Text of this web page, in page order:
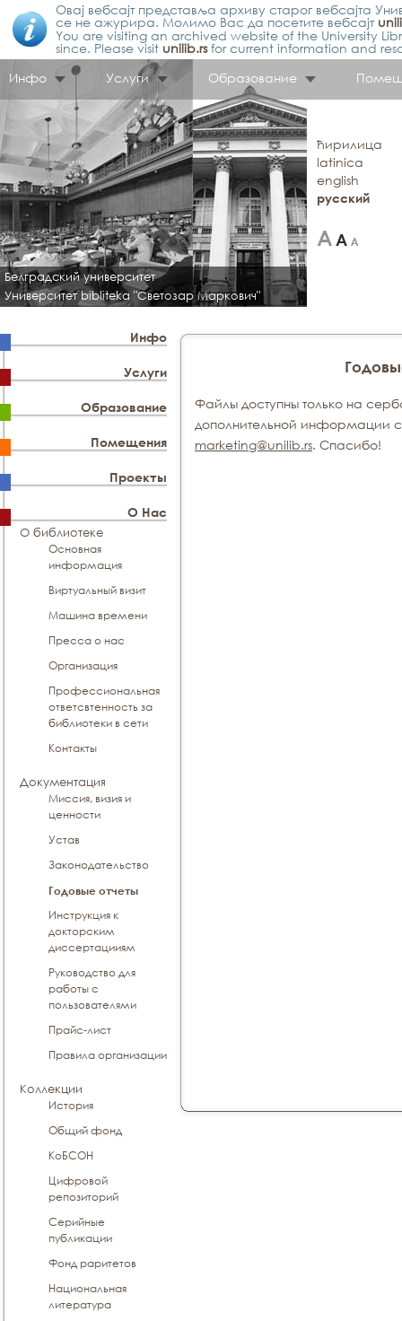
Овај вебсајт представља архиву старог вебсајта
се не ажурира. Молимо Вас да посетите вебсајт
You are visiting an archived website of the University
since. Please visit unilib.rsfor current information and
Инфо
Услуги Образование
Белградский университет
Университет bibliteka "Светозар Маркович"
ћирилица
latinica
english
русский
Инфо
Услуги
Образование
Помещения
Проекты
О Нас
О библиотеке
Основная
информация
Виртуальный визит
Машина времени
Пресса о нас
Организация
Профессиональная
ответсвтенность за
библиотеки в сети
Контакты
Документация
Миссия, визия и
ценности
Устав
Законодательство
Годовые отчеты
Инструкция к
докторским
диссертацииям
Руководство для
работы с
пользователями
Прайс-лист
Правила организации
Коллекции
История
Общий фонд
КоБСОН
Цифровой
репозиторий
Серийные
публикации
Фонд раритетов
Национальная
литература
Файлы доступны только на
дополнительной информации
marketing@unilib.rs. Спасибо!